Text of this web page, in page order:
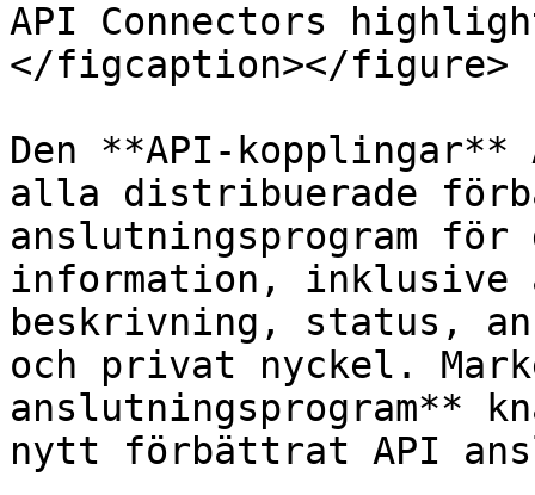
API Connectors
</figcaption></figure>
Den **API-
alla distribuerade
anslutningsprogram för
information, inklusive
beskrivning, status,
och privat nyckel.
nytt förbättrat API